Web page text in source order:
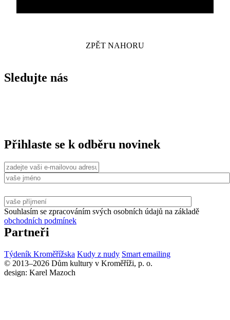
ZPĚT NAHORU
Sledujte nás
Přihlaste se k odběru novinek
Souhlasím se zpracováním svých osobních údajů na základě
obchodních podmínek
Partneři
Týdeník Kroměřížska Kudy z nudy Smart emailing
© 2013–2026 Dům kultury v Kroměříži, p. o.
design: Karel Mazoch